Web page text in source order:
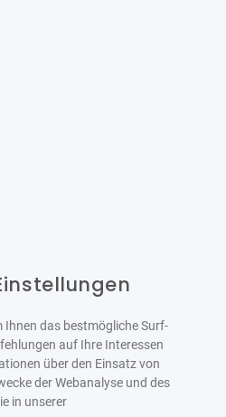
Ihnen das bestmögliche Surf-
auf Ihre Interessen
über den Einsatz von
der Webanalyse und des
in unserer